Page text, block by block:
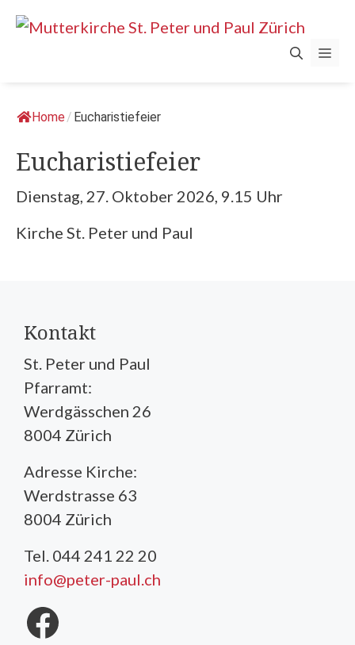
Springe
Home/ Eucharistiefeier
Eucharistiefeier
Dienstag, 27. Oktober 2026, 9.15 Uhr
Kirche St. Peter und Paul
Kontakt
St. Peter und Paul
Pfarramt:
Werdgässchen 26
8004 Zürich
Adresse Kirche:
Werdstrasse 63
8004 Zürich
Tel. 044 241 22 20
info@peter-paul.ch
Facebook